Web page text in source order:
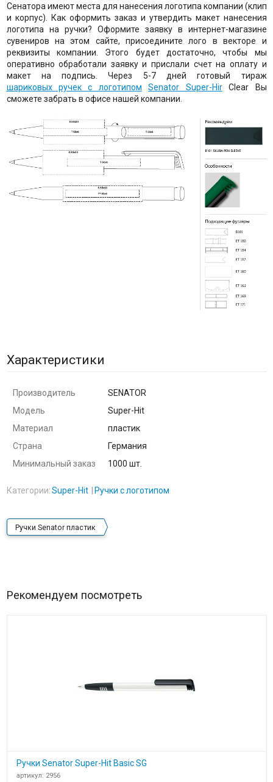
Сенатора имеют места для нанесения логотипа компании (клип
и корпус). Как оформить заказ и утвердить макет нанесения
логотипа на ручки? Оформите заявку в интернет-магазине
сувениров на этом сайте, присоедините лого в векторе и
реквизиты компании. Этого будет достаточно, чтобы мы
оперативно обработали заявку и прислали счет на оплату и
макет на подпись. Через 5-7 дней готовый тираж
шариковых ручек с логотипом
Senator Super-HirClear Вы
сможете забрать в офисе нашей компании.
Характеристики
Производитель
SENATOR
Модель
Super-Hit
Материал
пластик
Страна
Германия
Минимальный заказ
1000 шт.
Категории:Super-Hit Ручки с логотипом
Ручки Senator пластик
Рекомендуем посмотреть
Ручки Senator Super-Hit Basic SG
артикул: 2956